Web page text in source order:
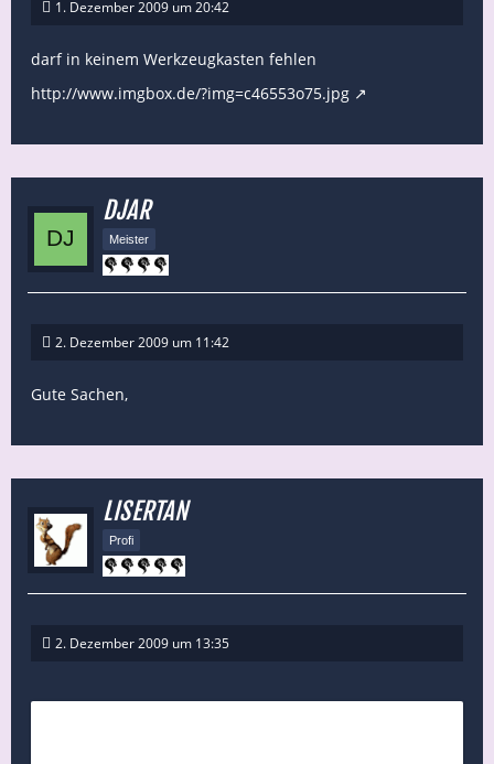
1. Dezember 2009 um 20:42
darf in keinem Werkzeugkasten fehlen
http://www.imgbox.de/?img=c46553o75.jpg
DJAR
Meister
2. Dezember 2009 um 11:42
Gute Sachen,
LISERTAN
Profi
2. Dezember 2009 um 13:35